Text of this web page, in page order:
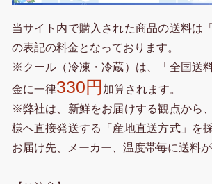
当サイト内で購入された商品の送料は
の表記の料金となっております。
※クール（冷凍・冷蔵）は、「全国送
金に一律330円 加算されます。
※弊社は、新鮮をお届けする観点から
様へ直接発送する「産地直送方式」を
お届け先、メーカー、温度帯毎に送料が